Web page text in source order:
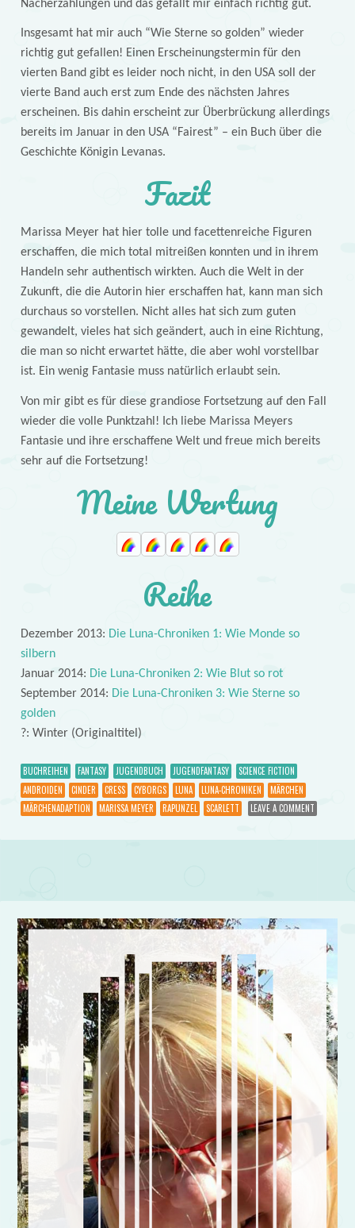
Nacherzählungen und das gefällt mir einfach richtig gut.
Insgesamt hat mir auch “Wie Sterne so golden” wieder
richtig gut gefallen! Einen Erscheinungstermin für den
vierten Band gibt es leider noch nicht, in den USA soll der
vierte Band auch erst zum Ende des nächsten Jahres
erscheinen. Bis dahin erscheint zur Überbrückung allerdings
bereits im Januar in den USA “Fairest” – ein Buch über die
Geschichte Königin Levanas.
Fazit
Marissa Meyer hat hier tolle und facettenreiche Figuren
erschaffen, die mich total mitreißen konnten und in ihrem
Handeln sehr authentisch wirkten. Auch die Welt in der
Zukunft, die die Autorin hier erschaffen hat, kann man sich
durchaus so vorstellen. Nicht alles hat sich zum guten
gewandelt, vieles hat sich geändert, auch in eine Richtung,
die man so nicht erwartet hätte, die aber wohl vorstellbar
ist. Ein wenig Fantasie muss natürlich erlaubt sein.
Von mir gibt es für diese grandiose Fortsetzung auf den Fall
wieder die volle Punktzahl! Ich liebe Marissa Meyers
Fantasie und ihre erschaffene Welt und freue mich bereits
sehr auf die Fortsetzung!
Meine Wertung
Reihe
Dezember 2013: Die Luna-Chroniken 1: Wie Monde so
silbern
Januar 2014: Die Luna-Chroniken 2: Wie Blut so rot
September 2014: Die Luna-Chroniken 3: Wie Sterne so
golden
?: Winter (Originaltitel)
BUCHREIHEN FANTASY JUGENDBUCH JUGENDFANTASY
SCIENCE FICTION
ANDROIDEN
CINDER CRESS CYBORGS LUNA LUNA-CHRONIKEN
MÄRCHEN
MÄRCHENADAPTION
MARISSA MEYER RAPUNZEL SCARLETT LEAVE A COMMENT
Post navigation